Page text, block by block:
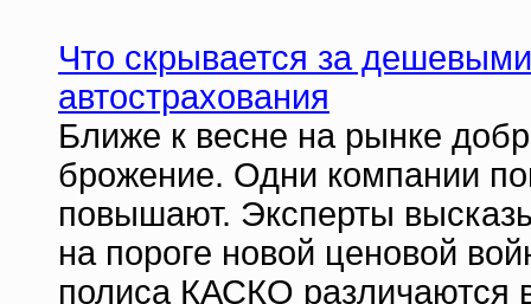
Что скрывается за
автострахования
Ближе к весне на рынке
брожение. Одни компании
повышают. Эксперты
на пороге новой ценовой
полиса КАСКО различаются